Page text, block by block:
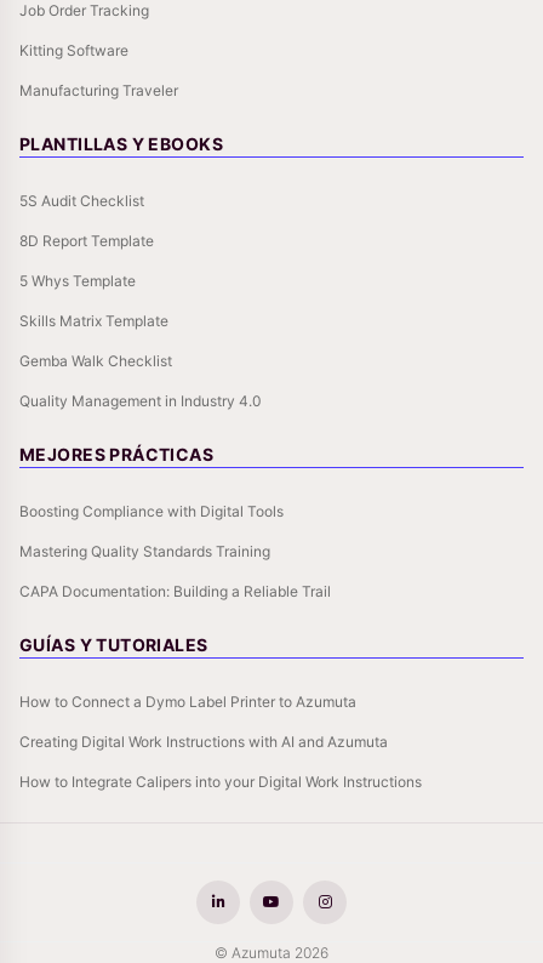
Job Order Tracking
Kitting Software
Manufacturing Traveler
PLANTILLAS Y EBOOKS
5S Audit Checklist
8D Report Template
5 Whys Template
Skills Matrix Template
Gemba Walk Checklist
Quality Management in Industry 4.0
MEJORES PRÁCTICAS
Boosting Compliance with Digital Tools
Mastering Quality Standards Training
CAPA Documentation: Building a Reliable Trail
GUÍAS Y TUTORIALES
How to Connect a Dymo Label Printer to Azumuta
Creating Digital Work Instructions with AI and Azumuta
How to Integrate Calipers into your Digital Work Instructions
© Azumuta 2026